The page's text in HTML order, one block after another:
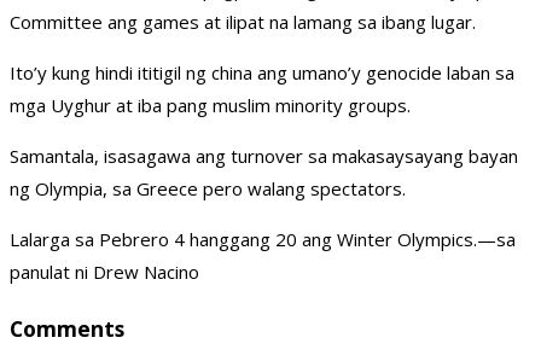
Committee ang games at ilipat na lamang sa ibang lugar.
Ito’y kung hindi ititigil ng china ang umano’y genocide laban sa
mga Uyghur at iba pang muslim minority groups.
Samantala, isasagawa ang turnover sa makasaysayang bayan
ng Olympia, sa Greece pero walang spectators.
Lalarga sa Pebrero 4 hanggang 20 ang Winter Olympics.—sa
panulat ni Drew Nacino
Comments